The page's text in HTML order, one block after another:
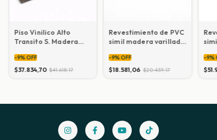
Piso Vinilico Alto
Transito S. Madera
mm
-9% OFF
$37.834,70 $41.618,17
Revestimiento de PVC
simil madera varillado
-9% OFF
$18.581,06 $20.439,17
-9%